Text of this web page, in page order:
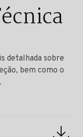
detalhada sobre
bem como o